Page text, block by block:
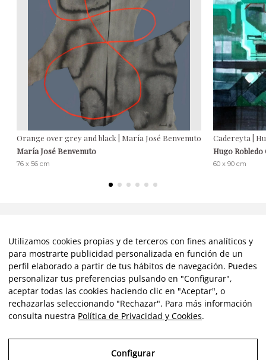
Orange over grey and black | María José Benvenuto
María José Benvenuto
76 x 56 cm
Cadereyta |
Hugo Robledo
60 x 90 cm
Opiniones de clientes
todo momento en
la empatía y la
★★★★★
Excelente experiencia en este espacio de
perfectamente organizadas.
Utilizamos cookies propias y de terceros con fines analíticos y
para mostrarte publicidad personalizada en función de un
perfil elaborado a partir de tus hábitos de navegación. Puedes
personalizar tus preferencias pulsando en "Configurar",
aceptar todas las cookies haciendo clic en "Aceptar", o
rechazarlas seleccionando "Rechazar". Para más información
consulta nuestra Política de Privacidad y Cookies.
Configurar